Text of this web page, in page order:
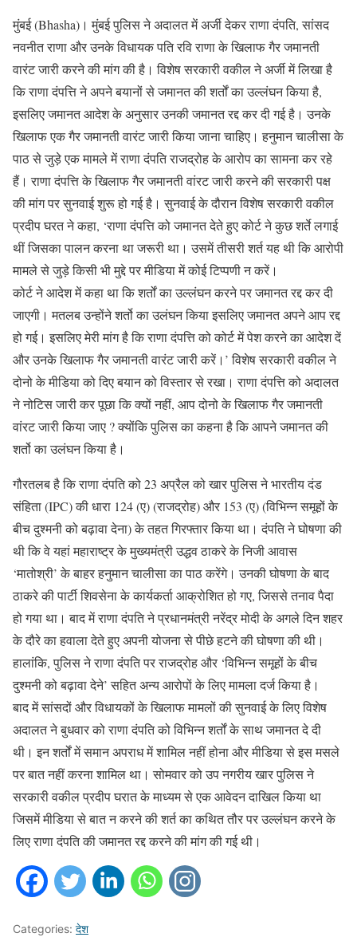
मुंबई (Bhasha)। मुंबई पुलिस ने अदालत में अर्जी देकर राणा दंपति, सांसद
नवनीत राणा और उनके विधायक पति रवि राणा के खिलाफ गैर जमानती
वारंट जारी करने की मांग की है। विशेष सरकारी वकील ने अर्जी में लिखा है
कि राणा दंपत्ति ने अपने बयानों से जमानत की शर्तों का उल्लंघन किया है,
इसलिए जमानत आदेश के अनुसार उनकी जमानत रद्द कर दी गई है। उनके
खिलाफ एक गैर जमानती वारंट जारी किया जाना चाहिए। हनुमान चालीसा के
पाठ से जुड़े एक मामले में राणा दंपति राजद्रोह के आरोप का सामना कर रहे
हैं। राणा दंपत्ति के खिलाफ गैर जमानती वांरट जारी करने की सरकारी पक्ष
की मांग पर सुनवाई शुरू हो गई है। सुनवाई के दौरान विशेष सरकारी वकील
प्रदीप घरत ने कहा, ‘राणा दंपत्ति को जमानत देते हुए कोर्ट ने कुछ शर्ते लगाई
थीं जिसका पालन करना था जरूरी था। उसमें तीसरी शर्त यह थी कि आरोपी
मामले से जुड़े किसी भी मुद्दे पर मीडिया में कोई टिप्पणी न करें।
कोर्ट ने आदेश में कहा था कि शर्तों का उल्लंघन करने पर जमानत रद्द कर दी
जाएगी। मतलब उन्होंने शर्तो का उलंघन किया इसलिए जमानत अपने आप रद्द
हो गई। इसलिए मेरी मांग है कि राणा दंपत्ति को कोर्ट में पेश करने का आदेश दें
और उनके खिलाफ गैर जमानती वारंट जारी करें।’ विशेष सरकारी वकील ने
दोनो के मीडिया को दिए बयान को विस्तार से रखा। राणा दंपत्ति को अदालत
ने नोटिस जारी कर पूछा कि क्यों नहीं, आप दोनो के खिलाफ गैर जमानती
वांरट जारी किया जाए ? क्योंकि पुलिस का कहना है कि आपने जमानत की
शर्तो का उलंघन किया है।
गौरतलब है कि राणा दंपति को 23 अप्रैल को खार पुलिस ने भारतीय दंड
संहिता (IPC) की धारा 124 (ए) (राजद्रोह) और 153 (ए) (विभिन्न समूहों के
बीच दुश्मनी को बढ़ावा देना) के तहत गिरफ्तार किया था। दंपति ने घोषणा की
थी कि वे यहां महाराष्ट्र के मुख्यमंत्री उद्धव ठाकरे के निजी आवास
‘मातोश्री’ के बाहर हनुमान चालीसा का पाठ करेंगे। उनकी घोषणा के बाद
ठाकरे की पार्टी शिवसेना के कार्यकर्ता आक्रोशित हो गए, जिससे तनाव पैदा
हो गया था। बाद में राणा दंपति ने प्रधानमंत्री नरेंद्र मोदी के अगले दिन शहर
के दौरे का हवाला देते हुए अपनी योजना से पीछे हटने की घोषणा की थी।
हालांकि, पुलिस ने राणा दंपति पर राजद्रोह और ‘विभिन्न समूहों के बीच
दुश्मनी को बढ़ावा देने’ सहित अन्य आरोपों के लिए मामला दर्ज किया है।
बाद में सांसदों और विधायकों के खिलाफ मामलों की सुनवाई के लिए विशेष
अदालत ने बुधवार को राणा दंपति को विभिन्न शर्तों के साथ जमानत दे दी
थी। इन शर्तों में समान अपराध में शामिल नहीं होना और मीडिया से इस मसले
पर बात नहीं करना शामिल था। सोमवार को उप नगरीय खार पुलिस ने
सरकारी वकील प्रदीप घरात के माध्‍यम से एक आवेदन दाखिल किया था
जिसमें मीडिया से बात न करने की शर्त का कथित तौर पर उल्‍लंघन करने के
लिए राणा दंपति की जमानत रद्द करने की मांग की गई थी।
Categories: देश